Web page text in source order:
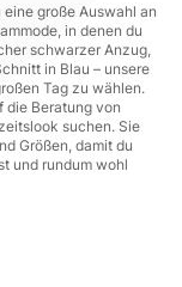
große Auswahl an
in denen du
schwarzer Anzug,
in Blau – unsere
Tag zu wählen.
die Beratung von
suchen. Sie
Größen, damit du
und rundum wohl